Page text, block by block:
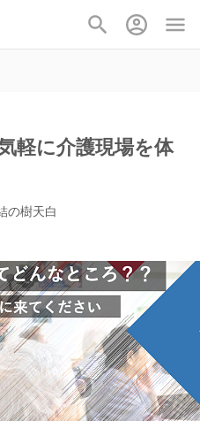
軽に介護現場を体
の樹天白